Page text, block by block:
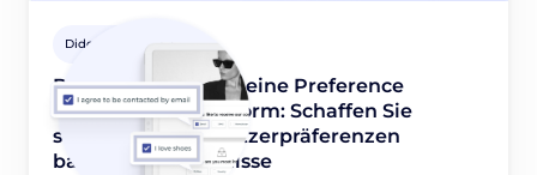
Didomi Lösungen
Didomi bietet jetzt eine Preference
Management Platform: Schaffen Sie
skalierbare, auf Nutzerpräferenzen
basierende Erlebnisse